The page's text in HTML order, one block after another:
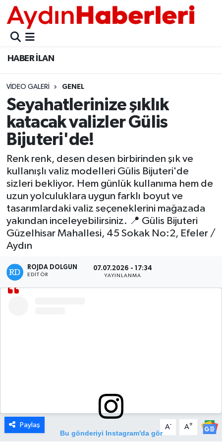
HABER İLAN
VIDEO GALERI GENEL
Seyahatlerinize şıklık
katacak valizler Gülis
Bijuteri'de!
Renk renk, desen desen birbirinden şık ve
kullanışlı valiz modelleri Gülis Bijuteri'de
sizleri bekliyor. Hem günlük kullanıma hem de
uzun yolculuklara uygun farklı boyut ve
tasarımlardaki valiz seçeneklerini mağazada
yakından inceleyebilirsiniz. 📍 Gülis Bijuteri
Güzelhisar Mahallesi, 45 Sokak No:2, Efeler /
Aydın
ROJDA DOLGUN
EDITÖR
07.07.2026 - 17:34
YAYINLANMA
Bu gönderiyi Instagram'da gör
Paylaş A- A+
GÜNCEL
POLİTİKA
BELEDİYELER
ASAYİŞ
EKONOMİ
BÜLTEN
ÇEVRE
EGE
EĞİTİM
HABERDE İNSAN
Aydın Nöbetçi Eczaneler
Aydın Hava Durumu
Aydin Namaz Vakitleri
Aydın Trafik Yoğunluk Haritası
Süper Lig Puan Durumu ve Fikstür
Tüm Manşetler
Son Dakika Haberleri